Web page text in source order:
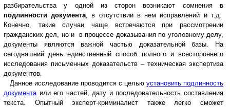
разбирательства у одной из сторон возникают сомнения в
подлинности документа, в отсутствии в нем исправлений и т.д.
Конечно, такие случаи чаще встречаются при рассмотрении
гражданских дел, но и в процессе доказывания по уголовному делу,
документы являются важной частью доказательной базы. На
сегодняшний день единственный способ полного и всестороннего
исследования письменных доказательств – техническая экспертиза
документов.
Данное исследование проводится с целью установить подлинность
документаили его частей, дату и последовательность составления
текста. Опытный эксперт-криминалист также легко сможет